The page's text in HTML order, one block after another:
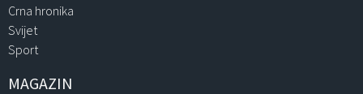
Crna hronika
Svijet
Sport
MAGAZIN